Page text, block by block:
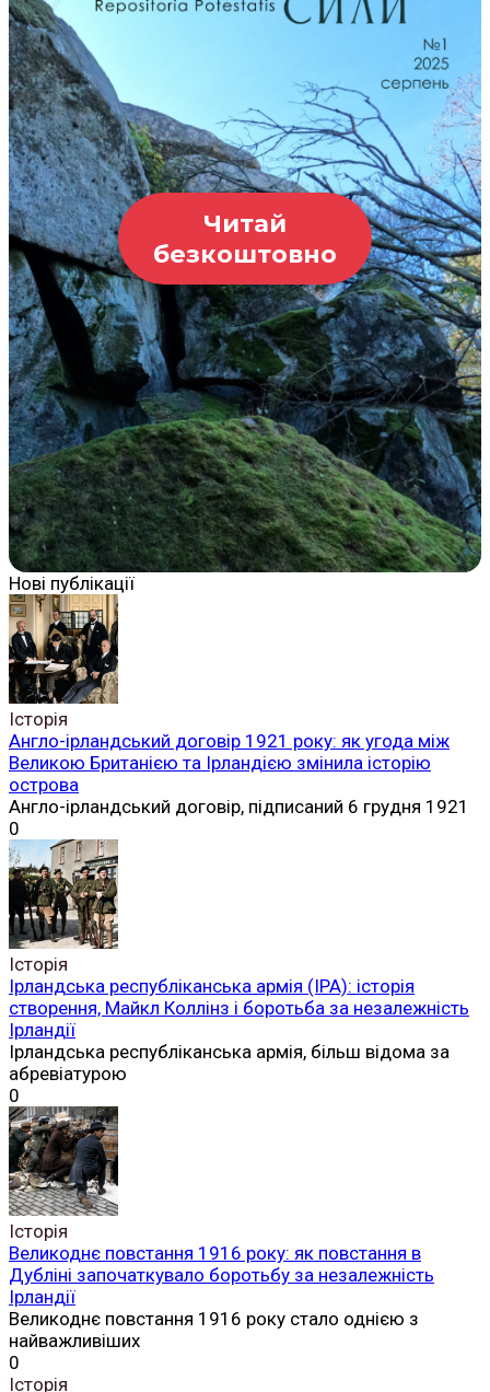
Читай
безкоштовно
Нові публікації
Історія
Англо-ірландський договір 1921 року: як угода між
Великою Британією та Ірландією змінила історію
острова
Англо-ірландський договір, підписаний 6 грудня 1921
0
Історія
Ірландська республіканська армія (ІРА): історія
створення, Майкл Коллінз і боротьба за незалежність
Ірландії
Ірландська республіканська армія, більш відома за
абревіатурою
0
Історія
Великоднє повстання 1916 року: як повстання в
Дубліні започаткувало боротьбу за незалежність
Ірландії
Великоднє повстання 1916 року стало однією з
найважливіших
0
Історія